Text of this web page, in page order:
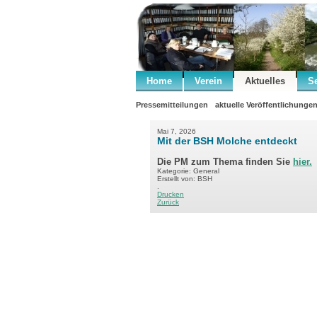
Home Verein Aktuelles
Pressemitteilungen aktuelle Veröffentlichungen
Mai 7, 2026
Mit der BSH Molche entdeckt
Die PM zum Thema finden Sie hier.
Kategorie: General
Erstellt von: BSH
Drucken
Zurück